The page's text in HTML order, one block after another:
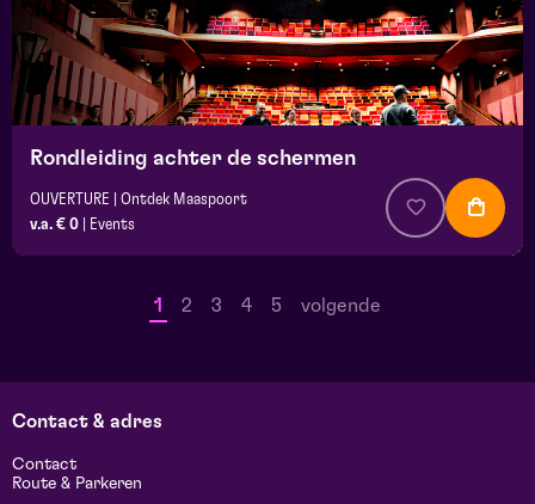
Rondleiding achter de schermen
OUVERTURE | Ontdek Maaspoort
v.a. € 0
Events
1 2 3 4 5 volgende
Contact & adres
Contact
Route & Parkeren